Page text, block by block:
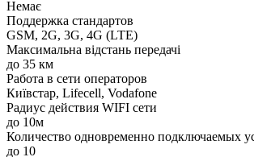
Немає
Поддержка стандартов
GSM, 2G, 3G, 4G (LTE)
Максимальна відстань передачі
до 35 км
Работа в сети операторов
Київстар, Lifecell, Vodafone
Радиус действия WIFI сети
до 10м
Количество одновременно подключаемых
до 10